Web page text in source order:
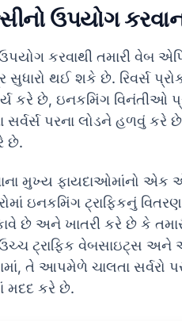
ઉપયોગ
કરવાથી તમારી વેબ
સુધારો થઈ શકે છે. રિવર્સ
કરે છે, ઇનકમિંગ
પરના લોડને હળવું કરે
છે.
મુખ્ય ફાયદાઓમાંનો
ઇનકમિંગ ટ્રાફિકનું
છે અને ખાતરી કરે છે કે
ટ્રાફિક વેબસાઇટ્સ અને
તે આપમેળે ચાલતા સર્વરો
મદદ કરે છે.